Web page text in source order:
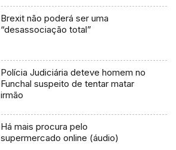
Brexit não poderá ser uma
“desassociação total”
Polícia Judiciária deteve homem no
Funchal suspeito de tentar matar
irmão
Há mais procura pelo
supermercado online (áudio)